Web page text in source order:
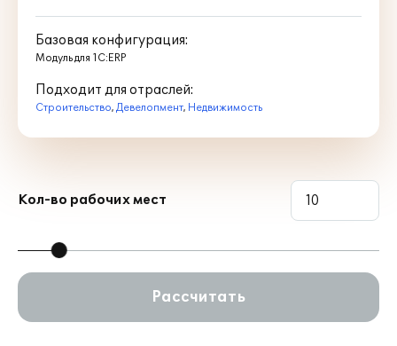
Базовая конфигурация:
Модуль для 1С:ERP
Подходит для отраслей:
Строительство, Девелопмент, Недвижимость
Кол-во рабочих мест
Рассчитать